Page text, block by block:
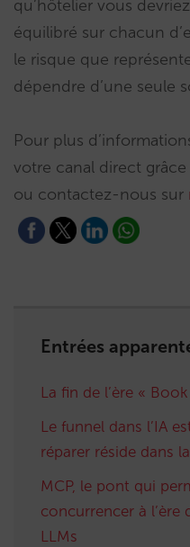
qu’hôtelier vous
équilibré sur chacun
le risque que
dépendre d’une seule
Pour plus
votre canal direct
ou contactez-nous sur
Entrées
La fin de l’ère «
Le funnel dans l’IA
réparer réside dans
MCP, le pont qui
concurrencer à l’ère
LLMs